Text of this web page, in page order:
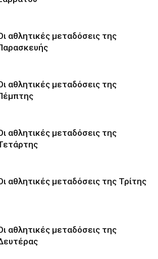
αθλητικές μεταδόσεις της
αθλητικές μεταδόσεις της
αθλητικές μεταδόσεις της
αθλητικές μεταδόσεις της Τρίτης
αθλητικές μεταδόσεις της